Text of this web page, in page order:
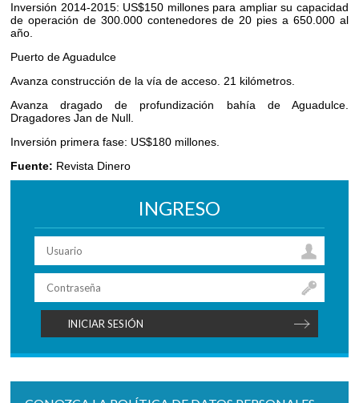
Inversión 2014-2015: US$150 millones para ampliar su capacidad
de operación de 300.000 contenedores de 20 pies a 650.000 al
año.
Puerto de Aguadulce
Avanza construcción de la vía de acceso. 21 kilómetros.
Avanza dragado de profundización bahía de Aguadulce.
Dragadores Jan de Null.
Inversión primera fase: US$180 millones.
Fuente: Revista Dinero
INGRESO